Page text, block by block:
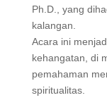
Ph.D., yang
kalangan.
Acara ini
kehangatan, di
pemahaman
spiritualitas.